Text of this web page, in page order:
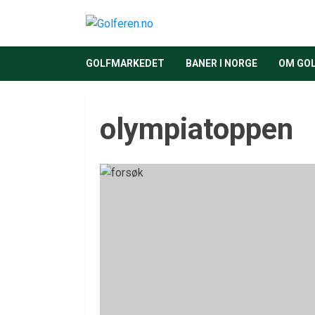
GOLFMARKEDET BANER I NORGE OM
olympiatoppen